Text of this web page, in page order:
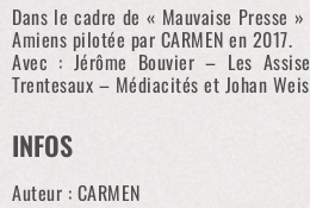
Dans le cadre de « Mauvaise Presse
Amiens pilotée par CARMEN en 2017.
Avec : Jérôme Bouvier – Les
Trentesaux – Médiacités et Johan
INFOS
Auteur : CARMEN